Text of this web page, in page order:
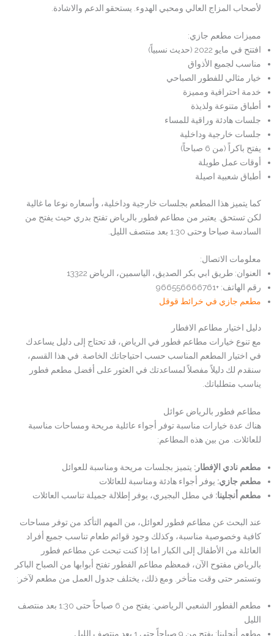
لأصحاب المزاج العالي ومحبي الهدوء. يستحقو الدعم والاشادة.
مميزات مطعم جازي:
افتتح في مايو 2022 (حديث نسبياً)
مناسب لجميع الأذواق
خيار مثالي للفطور الصباحي
خدمة احترافية ومميزة
أطباق متنوعة ولذيذة
جلسات هادئة وراقية للمساء
جلسات خارجية وداخلية
يفتح باكراً (من 6 صباحاً)
أوقات عمل طويلة
أطباق شعبية اصيلة
كما يتميز هذا المطعم بجلسات خارجية وداخلية، وأسعاره نوعا ما غالية
لكن تستحق. يعتبر من مطاعم فطور بالرياض تفتح بدري حيث يفتح من
السادسة صباحا وحتى 1:30 بعد منتصف الليل.
معلومات الاتصال:
العنوان: طريق ابي بكر الصديق، الياسمين، الرياض 13322
رقم الهاتف: +966556666761
مطعم جازي في خرائط قوقل
دليل اختيار مطاعم الافطار
مع تنوع خيارات مطاعم فطور في الرياض، قد تحتاج إلى دليل يساعدك
في اختيار المطعم المناسب حسب احتياجاتك الخاصة. في هذا القسم،
سنقدم لك دليلاً مفصلاً لمساعدتك في العثور على أفضل مطعم فطور
يناسب متطلباتك.
مطاعم فطور بالرياض عوائل
هناك عدة خيارات مناسبة توفر أجواء عائلية مريحة ومساحات مناسبة
للعائلات. من بين هذه المطاعم:
مطعم نادي الإفطار: يتميز بجلسات مريحة ومناسبة للعوائل
مطعم جازي: يوفر أجواء هادئة ومناسبة للعائلات
مطعم أنجلينا: في مطل البجيري، يوفر إطلالة جميلة تناسب العائلات
عند البحث عن مطاعم فطور لعوائل، من المهم التأكد من توفر مساحات
كافية وخصوصية مناسبة، وكذلك وجود قوائم طعام تناسب جميع أفراد
العائلة من الأطفال إلى الكبار اما إذا كنت تبحث عن مطاعم فطور
بالرياض مفتوح الآن، فمعظم مطاعم الفطور تفتح أبوابها من الصباح الباكر
وتستمر حتى وقت متأخر. ومع ذلك، يختلف جدول العمل من مطعم لآخر:
مطعم الفطور الشعبي الرياضي: يفتح من 6 صباحاً حتى 1:30 بعد منتصف
الليل
مطعم أنجلينا: يفتح من 9 صباحاً حتى 1 بعد منتصف الليل